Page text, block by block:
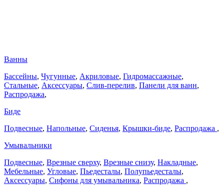
Ванны
Бассейны, Чугунные, Акриловые, Гидромассажные,
Стальные, Аксессуары, Слив-перелив, Панели для ванн,
Распродажа,
Биде
Подвесные, Напольные, Сиденья, Крышки-биде, Распродажа ,
Умывальники
Подвесные, Врезные сверху, Врезные снизу, Накладные,
Мебельные, Угловые, Пьедесталы, Полупьедесталы,
Аксессуары, Сифоны для умывальника, Распродажа ,